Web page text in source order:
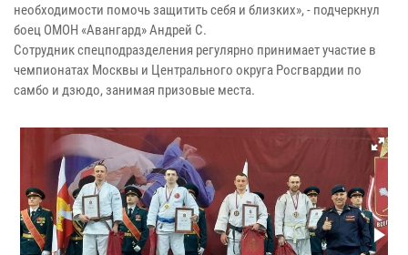
необходимости помочь защитить себя и близких», - подчеркнул
боец ОМОН «Авангард» Андрей С.
Сотрудник спецподразделения регулярно принимает участие в
чемпионатах Москвы и Центрального округа Росгвардии по
самбо и дзюдо, занимая призовые места.